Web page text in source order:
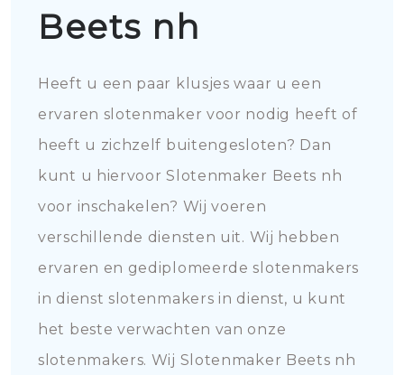
Beets nh
Heeft u een paar klusjes waar u een
ervaren slotenmaker voor nodig heeft of
heeft u zichzelf buitengesloten? Dan
kunt u hiervoor Slotenmaker Beets nh
voor inschakelen? Wij voeren
verschillende diensten uit. Wij hebben
ervaren en gediplomeerde slotenmakers
in dienst slotenmakers in dienst, u kunt
het beste verwachten van onze
slotenmakers. Wij Slotenmaker Beets nh